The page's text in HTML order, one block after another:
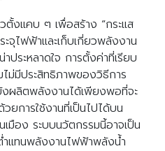
งแคบ ๆ เพื่อสร้าง “กระแส
จุไฟฟ้าและเก็บเกี่ยวพลังงาน
ประหลาดใจ การตั้งค่าที่เรียบ
ไม่มีประสิทธิภาพของวิธีการ
งผลิตพลังงานได้เพียงพอที่จะ
การใช้งานที่เป็นไปได้บน
มือง ระบบนวัตกรรมนี้อาจเป็น
ำแทนพลังงานไฟฟ้าพลังน้ำ